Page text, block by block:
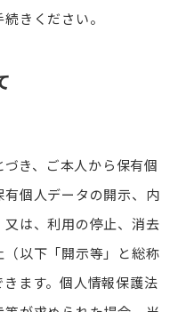
きください。
き、ご本人から保有個
個人データの開示、内
は、利用の停止、消去
以下「開示等」と総称
ます。個人情報保護法